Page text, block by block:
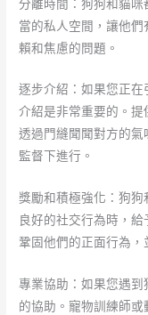
分離時間：狗狗和貓
當的私人空間，讓他
賴和焦慮的問題。
逐步介紹：如果您正
介紹是非常重要的。
透過門縫聞聞對方的
監督下進行。
獎勵和積極強化：狗
良好的社交行為時，
鞏固他們的正面行為，
專業協助：如果您遇
的協助。寵物訓練師